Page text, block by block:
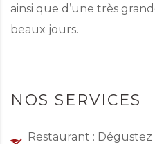
ainsi que d’une très
beaux jours.
NOS SERVICES
Restaurant :